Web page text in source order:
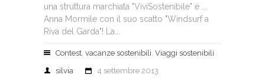
una struttura marchiata "ViviSostenibile" è ...
Anna Mormile con il suo scatto "Windsurf a
Riva del Garda"! La...
Contest, vacanze sostenibili, Viaggi sostenibili
silvia
4 settembre 2013